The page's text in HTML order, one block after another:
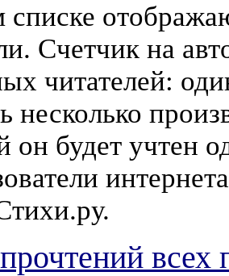
Счетчик на
читателей:
несколько
он будет учтен
всех